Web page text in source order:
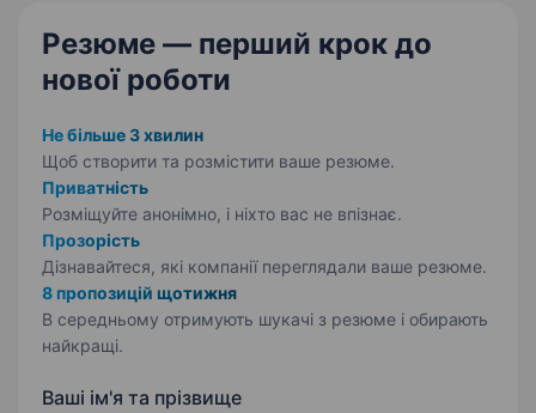
Резюме — перший крок до
нової роботи
Не більше 3 хвилин
Щоб створити та розмістити ваше резюме.
Приватність
Розміщуйте анонімно, і ніхто вас не впізнає.
Прозорість
Дізнавайтеся, які компанії переглядали ваше резюме.
8 пропозицій щотижня
В середньому отримують шукачі з резюме і обирають
найкращі.
Ваші ім'я та прізвище